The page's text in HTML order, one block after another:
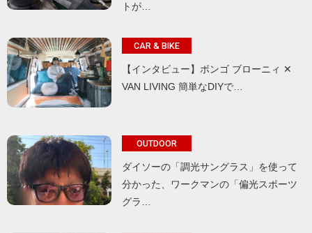
トが…
CAR & BIKE
【インタビュー】ボンゴ ブローニィ ✕
VAN LIVING 簡単なDIYで…
OUTDOOR
ダイソーの「調光サングラス」を使って
分かった、ワークマンの「偏光スポーツ
グラ…